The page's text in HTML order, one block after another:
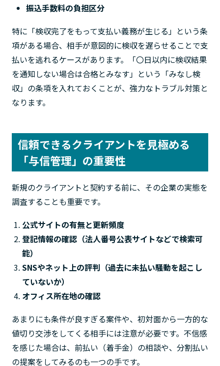
振込手数料の負担区分
特に「検収完了をもって支払い義務が生じる」という条
項がある場合、相手が意図的に検収を遅らせることで支
払いを逃れるケースがあります。「〇日以内に検収結果
を通知しない場合は合格とみなす」という「みなし検
収」の条項を入れておくことが、強力なトラブル対策と
なります。
信頼できるクライアントを見極める
「与信管理」の重要性
新規のクライアントと契約する前に、その企業の実態を
調査することも重要です。
公式サイトの有無と更新頻度
登記情報の確認（法人番号公表サイトなどで検索可
能）
SNSやネット上の評判（過去に未払い騒動を起こし
ていないか）
オフィス所在地の確認
あまりにも条件が良すぎる案件や、初対面から一方的な
値切り交渉をしてくる相手には注意が必要です。不信感
を感じた場合は、前払い（着手金）の相談や、分割払い
の提案をしてみるのも一つの手です。